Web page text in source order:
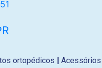
ortopédicos |